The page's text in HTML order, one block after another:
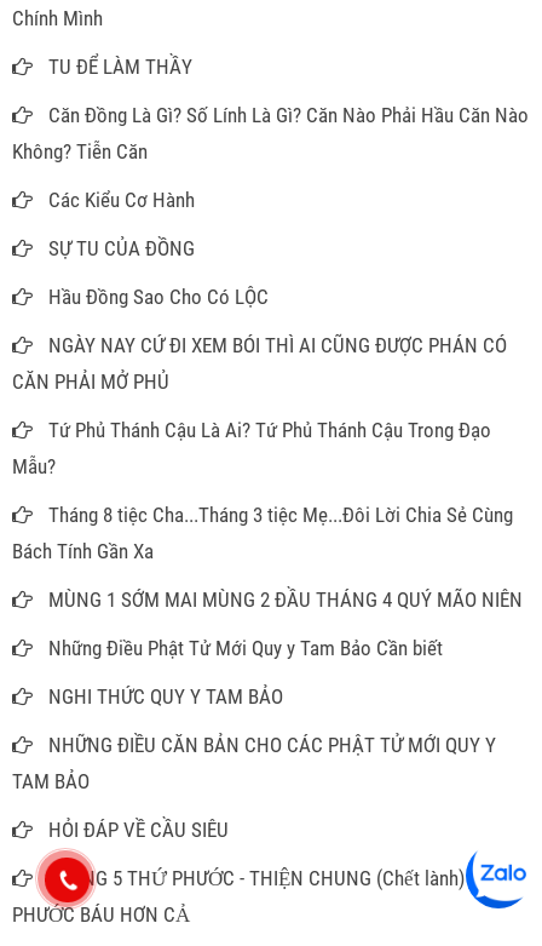
Chính Mình
TU ĐỂ LÀM THẦY
Căn Đồng Là Gì? Số Lính Là Gì? Căn Nào Phải Hầu Căn Nào
Không? Tiễn Căn
Các Kiểu Cơ Hành
SỰ TU CỦA ĐỒNG
Hầu Đồng Sao Cho Có LỘC
NGÀY NAY CỨ ĐI XEM BÓI THÌ AI CŨNG ĐƯỢC PHÁN CÓ
CĂN PHẢI MỞ PHỦ
Tứ Phủ Thánh Cậu Là Ai? Tứ Phủ Thánh Cậu Trong Đạo
Mẫu?
Tháng 8 tiệc Cha...Tháng 3 tiệc Mẹ...Đôi Lời Chia Sẻ Cùng
Bách Tính Gần Xa
MÙNG 1 SỚM MAI MÙNG 2 ĐẦU THÁNG 4 QUÝ MÃO NIÊN
Những Điều Phật Tử Mới Quy y Tam Bảo Cần biết
NGHI THỨC QUY Y TAM BẢO
NHỮNG ĐIỀU CĂN BẢN CHO CÁC PHẬT TỬ MỚI QUY Y
TAM BẢO
HỎI ĐÁP VỀ CẦU SIÊU
TRONG 5 THỨ PHƯỚC - THIỆN CHUNG (Chết lành) LÀ
PHƯỚC BÁU HƠN CẢ